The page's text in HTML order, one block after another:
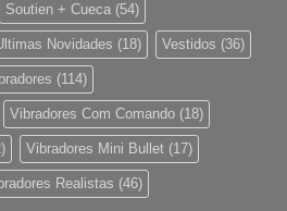
Soutien + Cueca (54)
Novidades (18) Vestidos (36)
(114)
Vibradores Com Comando (18)
Vibradores Mini Bullet (17)
Realistas (46)